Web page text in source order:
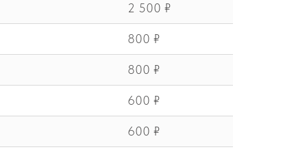
2 500 ₽
800 ₽
800 ₽
600 ₽
600 ₽